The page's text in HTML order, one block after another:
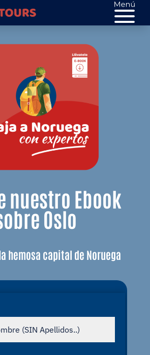
nuestro Ebook
Oslo
hemosa capital de Noruega